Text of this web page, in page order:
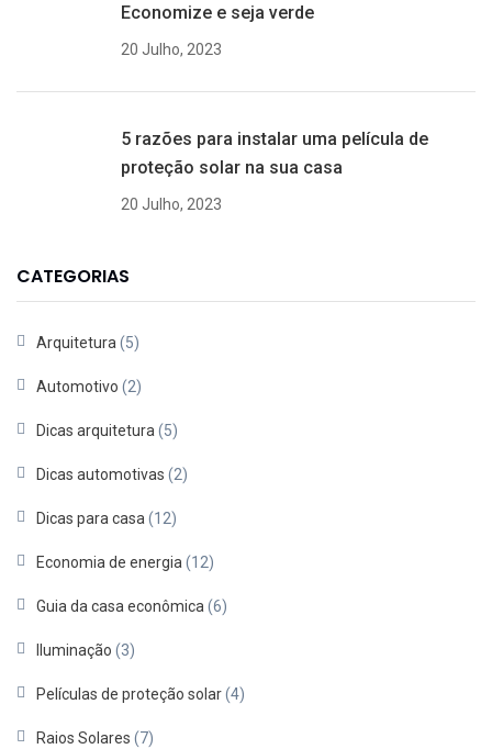
Economize e seja verde
20 Julho, 2023
5 razões para instalar uma película de
proteção solar na sua casa
20 Julho, 2023
CATEGORIAS
Arquitetura (5)
Automotivo (2)
Dicas arquitetura (5)
Dicas automotivas (2)
Dicas para casa (12)
Economia de energia (12)
Guia da casa econômica (6)
Iluminação (3)
Películas de proteção solar(4)
Raios Solares (7)